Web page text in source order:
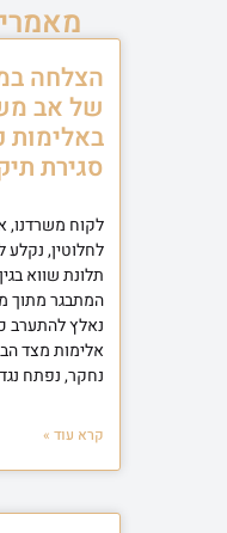
הצלחה
של אב
באלימות
סגירת
לחלוטין,
תלונת שווא
המתבגר מתוך
נאלץ להתערב
אלימות מצד
נחקר, נפתח
קרא עוד »